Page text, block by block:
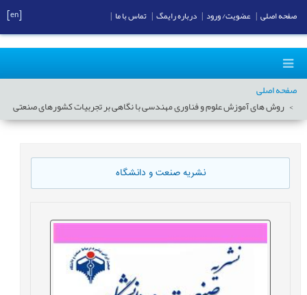
صفحه اصلی
روش های آموزش علوم و فناوری مهندسی با نگاهی بر تجربیات کشورهای صنعتی
نشریه صنعت و دانشگاه
صفحه اصلی عضویت/ ورود درباره رایمگ تماس با ما